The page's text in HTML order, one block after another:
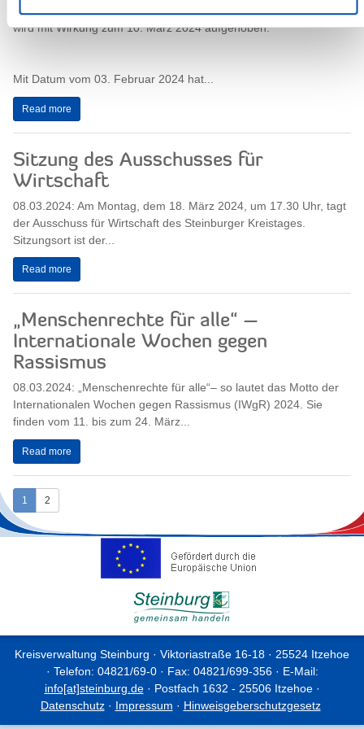
08.03.2024: Die Stallpflicht für Hausgeflügel im Kreis Steinburg
wird mit Wirkung zum 10. März 2024 aufgehoben.
Mit Datum vom 03. Februar 2024 hat...
Read more
Sitzung des Ausschusses für
Wirtschaft
08.03.2024: Am Montag, dem 18. März 2024, um 17.30 Uhr, tagt
der Ausschuss für Wirtschaft des Steinburger Kreistages.
Sitzungsort ist der...
Read more
„Menschenrechte für alle“ –
Internationale Wochen gegen
Rassismus
08.03.2024: „Menschenrechte für alle“– so lautet das Motto der
Internationalen Wochen gegen Rassismus (IWgR) 2024. Sie
finden vom 11. bis zum 24. März...
Read more
1 2
Kreisverwaltung Steinburg · Viktoriastraße 16-18 · 25524 Itzehoe
· Telefon: 04821/69-0 · Fax: 04821/699-356 · E-Mail:
info[at]steinburg.de· Postfach 1632 - 25506 Itzehoe ·
Datenschutz· Impressum · Hinweisgeberschutzgesetz